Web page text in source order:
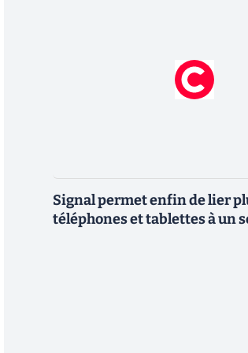
Signal permet enfin de lier
téléphones et tablettes à un